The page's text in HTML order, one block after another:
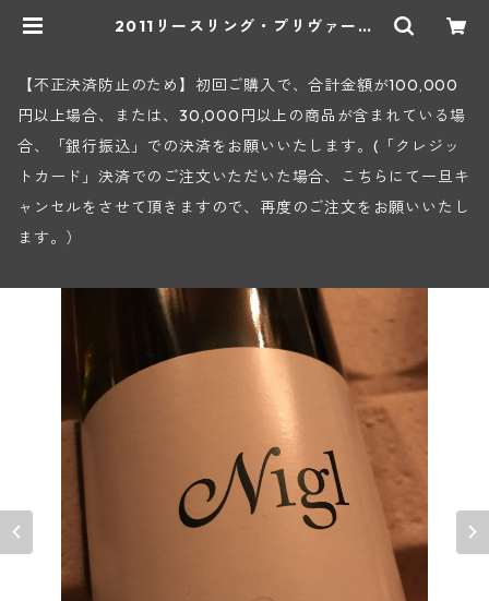
2011リースリング・プリヴァート
【不正決済防止のため】初回ご購入で、合計金額が100,000
円以上場合、または、30,000円以上の商品が含まれている場
合、「銀行振込」での決済をお願いいたします。(「クレジッ
トカード」決済でのご注文いただいた場合、こちらにて一旦キ
ャンセルをさせて頂きますので、再度のご注文をお願いいたし
ます。）